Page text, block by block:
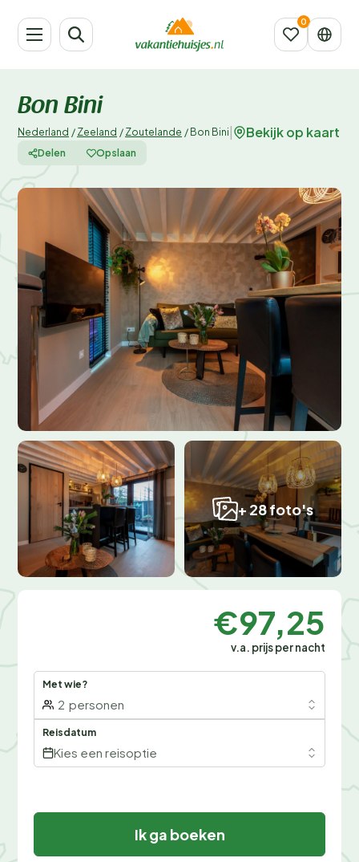
Bon Bini
Nederland / Zeeland / Zoutelande / Bon Bini Bekijk op kaart
Delen Opslaan
+ 28 foto's
€97,25
v.a. prijs per nacht
Met wie?
2 personen
Reisdatum
Kies een reisoptie
Ik ga boeken